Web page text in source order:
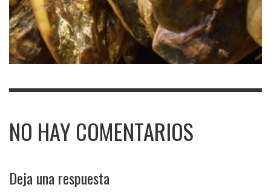
NO HAY COMENTARIOS
Deja una respuesta